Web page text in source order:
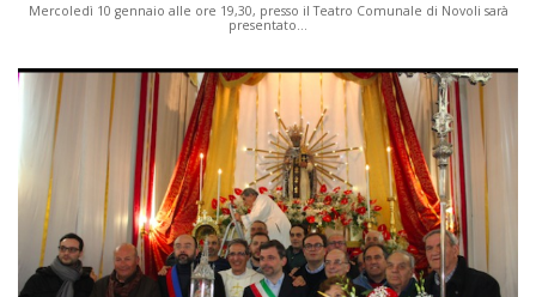
Mercoledì 10 gennaio alle ore 19,30, presso il Teatro Comunale di Novoli sarà
presentato…